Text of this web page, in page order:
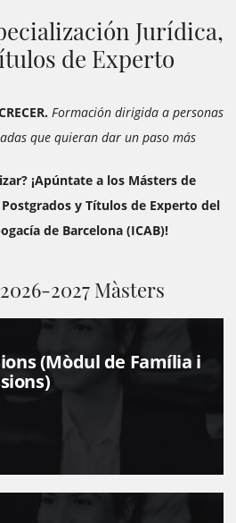
Jurídica,
de Experto
Formación dirigida a personas
que quieran dar un paso más
¡Apúntate a los Másters de
y Títulos de Experto del
de Barcelona (ICAB)!
2027 Màsters
(Mòdul de Família i